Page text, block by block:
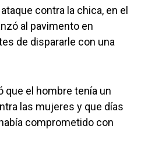
contra la chica, en el
al pavimento en
de dispararle con una
que el hombre tenía un
las mujeres y que días
comprometido con